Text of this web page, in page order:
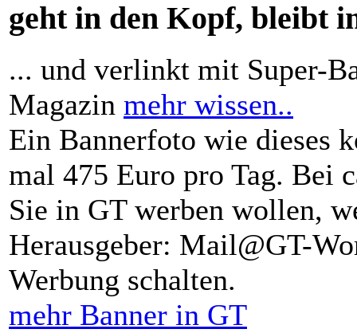
geht in den Kopf, bleibt
... und verlinkt mit Super-
Magazin mehr wissen..
Ein Bannerfoto wie dieses
mal 475 Euro pro Tag. Bei
Sie in GT werben wollen,
Herausgeber: Mail@GT-
Werbung schalten.
mehr Banner in GT